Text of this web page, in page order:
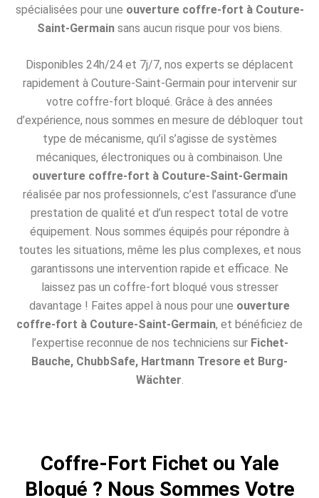
spécialisées pour une ouverture coffre-fort à Couture-
Saint-Germain sans aucun risque pour vos biens.
Disponibles 24h/24 et 7j/7, nos experts se déplacent
rapidement à Couture-Saint-Germain pour intervenir sur
votre coffre-fort bloqué. Grâce à des années
d’expérience, nous sommes en mesure de débloquer tout
type de mécanisme, qu’il s’agisse de systèmes
mécaniques, électroniques ou à combinaison. Une
ouverture coffre-fort à Couture-Saint-Germain
réalisée par nos professionnels, c’est l’assurance d’une
prestation de qualité et d’un respect total de votre
équipement. Nous sommes équipés pour répondre à
toutes les situations, même les plus complexes, et nous
garantissons une intervention rapide et efficace. Ne
laissez pas un coffre-fort bloqué vous stresser
davantage ! Faites appel à nous pour une ouverture
coffre-fort à Couture-Saint-Germain, et bénéficiez de
l’expertise reconnue de nos techniciens sur Fichet-
Bauche, ChubbSafe, Hartmann Tresore et Burg-
Wächter.
Coffre-Fort Fichet ou Yale
Bloqué ? Nous Sommes Votre